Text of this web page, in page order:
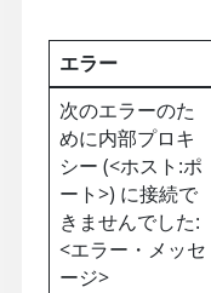
エラー
次のエラーのた
めに内部プロキ
シー (<ホスト:ポ
ート>) に接続で
きませんでした:
<エラー・メッセ
ージ>